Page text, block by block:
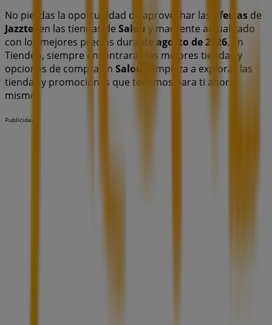
No pierdas la oportunidad de aprovechar las
ofertas de
Jazztel en las tiendas de Salou y mantente actualizado
con los mejores precios durante agosto de 2026. En
Tiendeo, siempre encontrarás las mejores tiendas y
opciones de compra en Salou
. ¡Empieza a explorar las
tiendas y promociones que tenemos para ti ahora
mismo!
Publicidad